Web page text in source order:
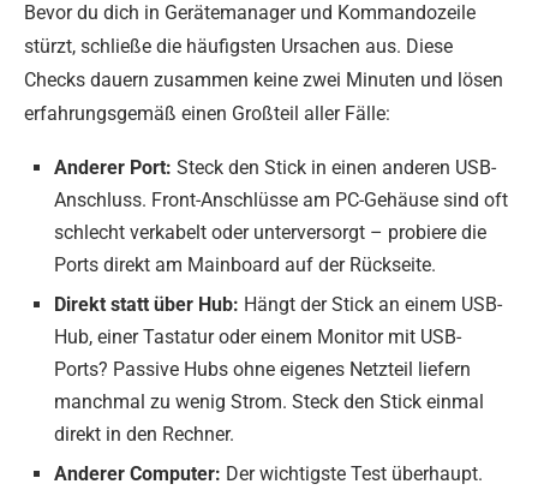
Bevor du dich in Gerätemanager und Kommandozeile
stürzt, schließe die häufigsten Ursachen aus. Diese
Checks dauern zusammen keine zwei Minuten und lösen
erfahrungsgemäß einen Großteil aller Fälle:
Anderer Port: Steck den Stick in einen anderen USB-
Anschluss. Front-Anschlüsse am PC-Gehäuse sind oft
schlecht verkabelt oder unterversorgt – probiere die
Ports direkt am Mainboard auf der Rückseite.
Direkt statt über Hub: Hängt der Stick an einem USB-
Hub, einer Tastatur oder einem Monitor mit USB-
Ports? Passive Hubs ohne eigenes Netzteil liefern
manchmal zu wenig Strom. Steck den Stick einmal
direkt in den Rechner.
Anderer Computer: Der wichtigste Test überhaupt.